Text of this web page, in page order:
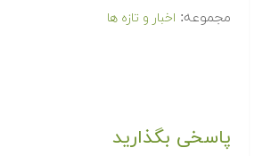
مجموعه: اخبار و تازه ها
پاسخی بگذارید